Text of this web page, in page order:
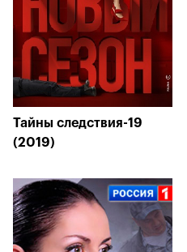
Тайны следствия-19
(2019)